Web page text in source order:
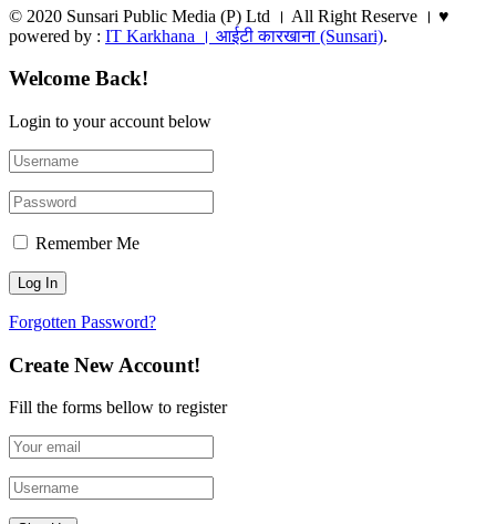
© 2020 Sunsari Public Media (P) Ltd । All Right Reserve । ♥
powered by : IT Karkhana । आईटी कारखाना (Sunsari).
Welcome Back!
Login to your account below
Remember Me
Forgotten Password?
Create New Account!
Fill the forms bellow to register